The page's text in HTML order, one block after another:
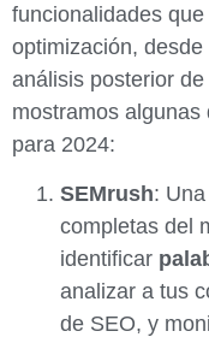
funcionalidades
optimización,
análisis posterior
mostramos
para 2024:
SEMrush:
completas del
identificar
analizar a tus
de SEO, y